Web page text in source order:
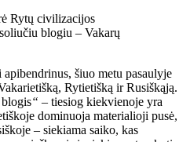
Rytų civilizacijos
blogiu – Vakarų
šiuo metu pasaulyje
Rytietišką ir Rusiškąją.
“ – tiesiog kiekvienoje yra
dominuoja materialioji pusė,
– siekiama saiko, kas